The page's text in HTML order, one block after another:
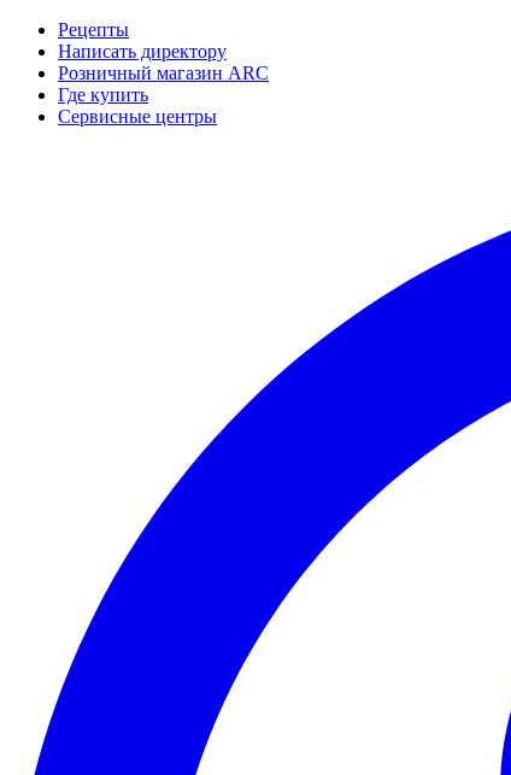
Рецепты
Написать директору
Розничный магазин ARC
Где купить
Сервисные центры